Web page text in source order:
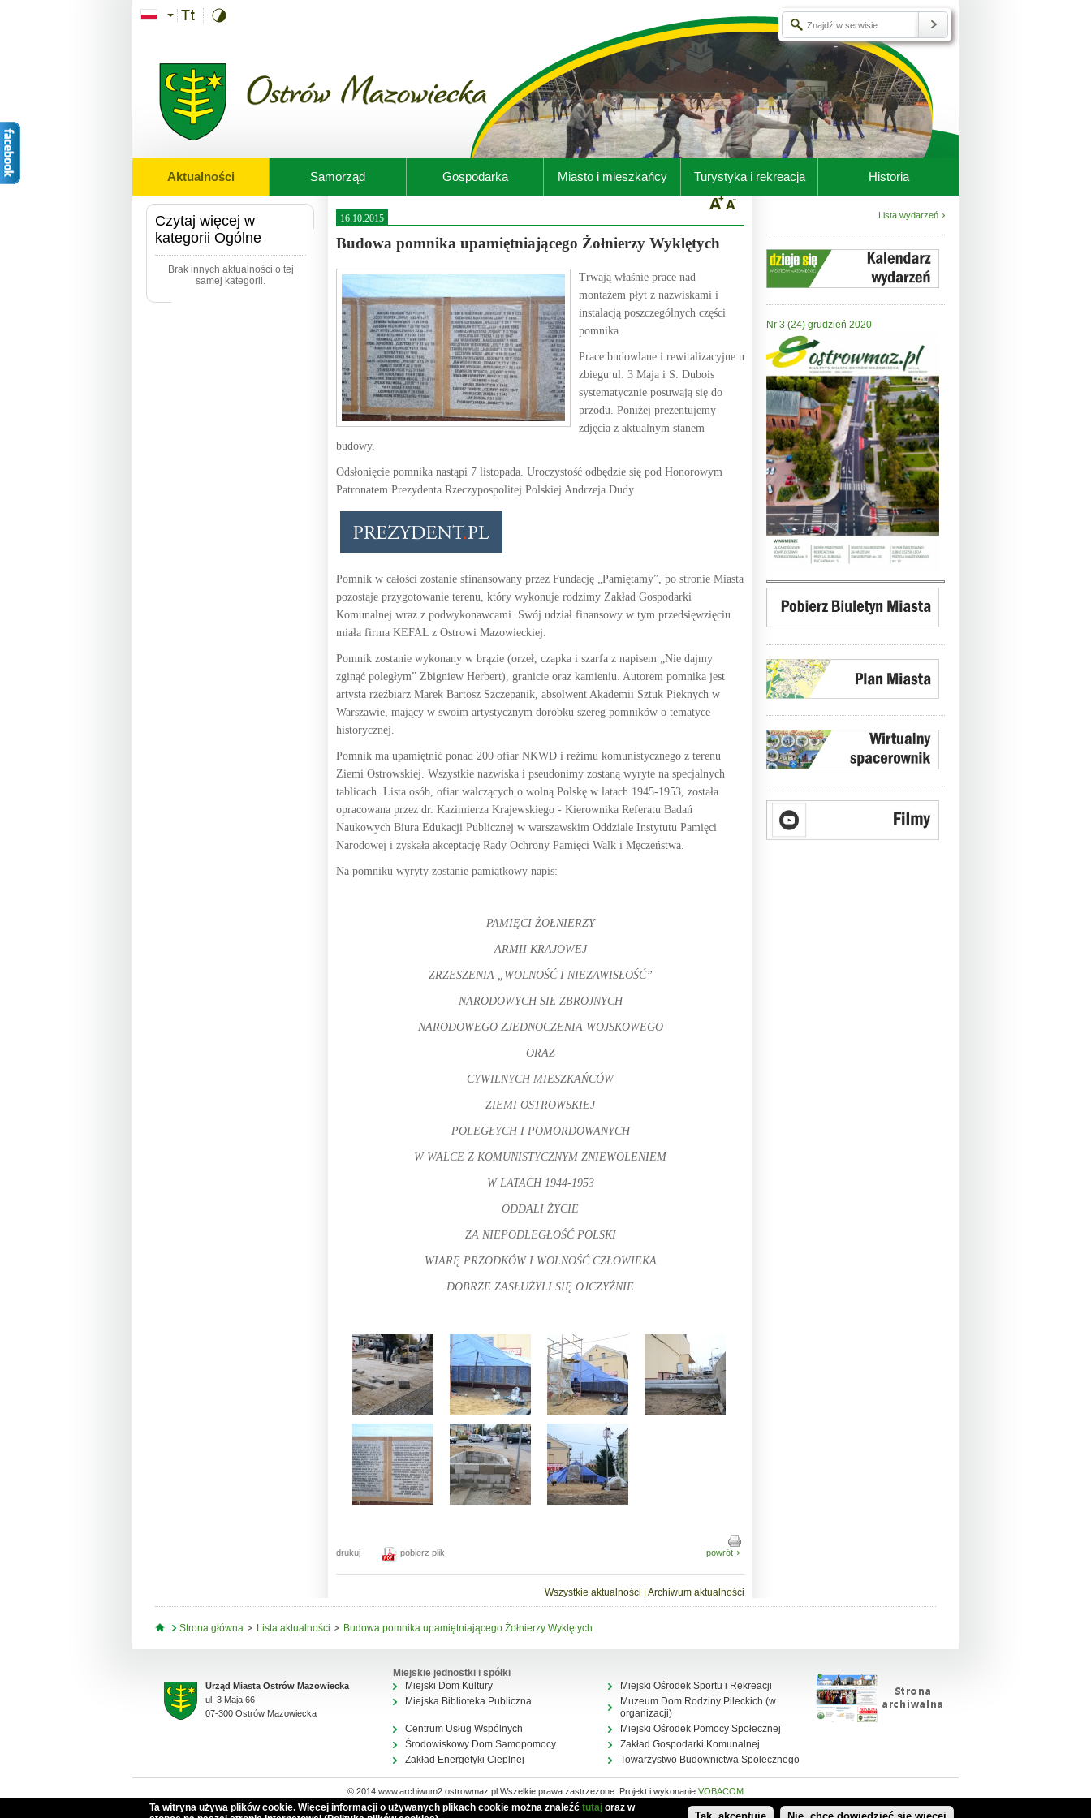
Aktualności Samorząd Gospodarka Miasto i mieszkańcy Turystyka i rekreacja Historia
Czytaj więcej w
kategorii Ogólne
Brak innych aktualności o tej
samej kategorii.
16.10.2015
Budowa pomnika upamiętniającego Żołnierzy Wyklętych
Trwają właśnie prace nad
montażem płyt z nazwiskami i
instalacją poszczególnych części
pomnika.
Prace budowlane i rewitalizacyjne u
zbiegu ul. 3 Maja i S. Dubois
systematycznie posuwają się do
przodu. Poniżej prezentujemy
zdjęcia z aktualnym stanem
budowy.
Odsłonięcie pomnika nastąpi 7 listopada. Uroczystość odbędzie się pod Honorowym
Patronatem Prezydenta Rzeczypospolitej Polskiej Andrzeja Dudy.
Pomnik w całości zostanie sfinansowany przez Fundację „Pamiętamy”, po stronie Miasta
pozostaje przygotowanie terenu, który wykonuje rodzimy Zakład Gospodarki
Komunalnej wraz z podwykonawcami. Swój udział finansowy w tym przedsięwzięciu
miała firma KEFAL z Ostrowi Mazowieckiej.
Pomnik zostanie wykonany w brązie (orzeł, czapka i szarfa z napisem „Nie dajmy
zginąć poległym” Zbigniew Herbert), granicie oraz kamieniu. Autorem pomnika jest
artysta rzeźbiarz Marek Bartosz Szczepanik, absolwent Akademii Sztuk Pięknych w
Warszawie, mający w swoim artystycznym dorobku szereg pomników o tematyce
historycznej.
Pomnik ma upamiętnić ponad 200 ofiar NKWD i reżimu komunistycznego z terenu
Ziemi Ostrowskiej. Wszystkie nazwiska i pseudonimy zostaną wyryte na specjalnych
tablicach. Lista osób, ofiar walczących o wolną Polskę w latach 1945-1953, została
opracowana przez dr. Kazimierza Krajewskiego - Kierownika Referatu Badań
Naukowych Biura Edukacji Publicznej w warszawskim Oddziale Instytutu Pamięci
Narodowej i zyskała akceptację Rady Ochrony Pamięci Walk i Męczeństwa.
Na pomniku wyryty zostanie pamiątkowy napis:
PAMIĘCI ŻOŁNIERZY
ARMII KRAJOWEJ
ZRZESZENIA „WOLNOŚĆ I NIEZAWISŁOŚĆ”
NARODOWYCH SIŁ ZBROJNYCH
NARODOWEGO ZJEDNOCZENIA WOJSKOWEGO
ORAZ
CYWILNYCH MIESZKAŃCÓW
ZIEMI OSTROWSKIEJ
POLEGŁYCH I POMORDOWANYCH
W WALCE Z KOMUNISTYCZNYM ZNIEWOLENIEM
W LATACH 1944-1953
ODDALI ŻYCIE
ZA NIEPODLEGŁOŚĆ POLSKI
WIARĘ PRZODKÓW I WOLNOŚĆ CZŁOWIEKA
DOBRZE ZASŁUŻYLI SIĘ OJCZYŹNIE
drukuj pobierz plik powrót
Wszystkie aktualności | Archiwum aktualności
Lista wydarzeń
Nr 3 (24) grudzień 2020
Jesteś tutaj
Strona główna Lista aktualności Budowa pomnika upamiętniającego Żołnierzy Wyklętych
Urząd Miasta Ostrów Mazowiecka
ul. 3 Maja 66
07-300 Ostrów Mazowiecka
Miejskie jednostki i spółki
Miejski Dom Kultury
Miejski Ośrodek Sportu i Rekreacji
Miejska Biblioteka Publiczna
Muzeum Dom Rodziny Pileckich (w
organizacji)
Centrum Usług Wspólnych
Miejski Ośrodek Pomocy Społecznej
Środowiskowy Dom Samopomocy
Zakład Gospodarki Komunalnej
Zakład Energetyki Cieplnej
Towarzystwo Budownictwa Społecznego
© 2014 www.archiwum2.ostrowmaz.pl Wszelkie prawa zastrzeżone. Projekt i wykonanie VOBACOM
Mapa serwisu
Ta witryna używa plików cookie. Więcej informacji o używanych plikach cookie można znaleźć tutaj oraz w